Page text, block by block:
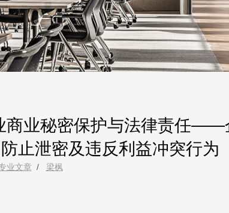
商业秘密保护与法律责任——
止泄密及违反利益冲突行为
业文章 / 梁枫